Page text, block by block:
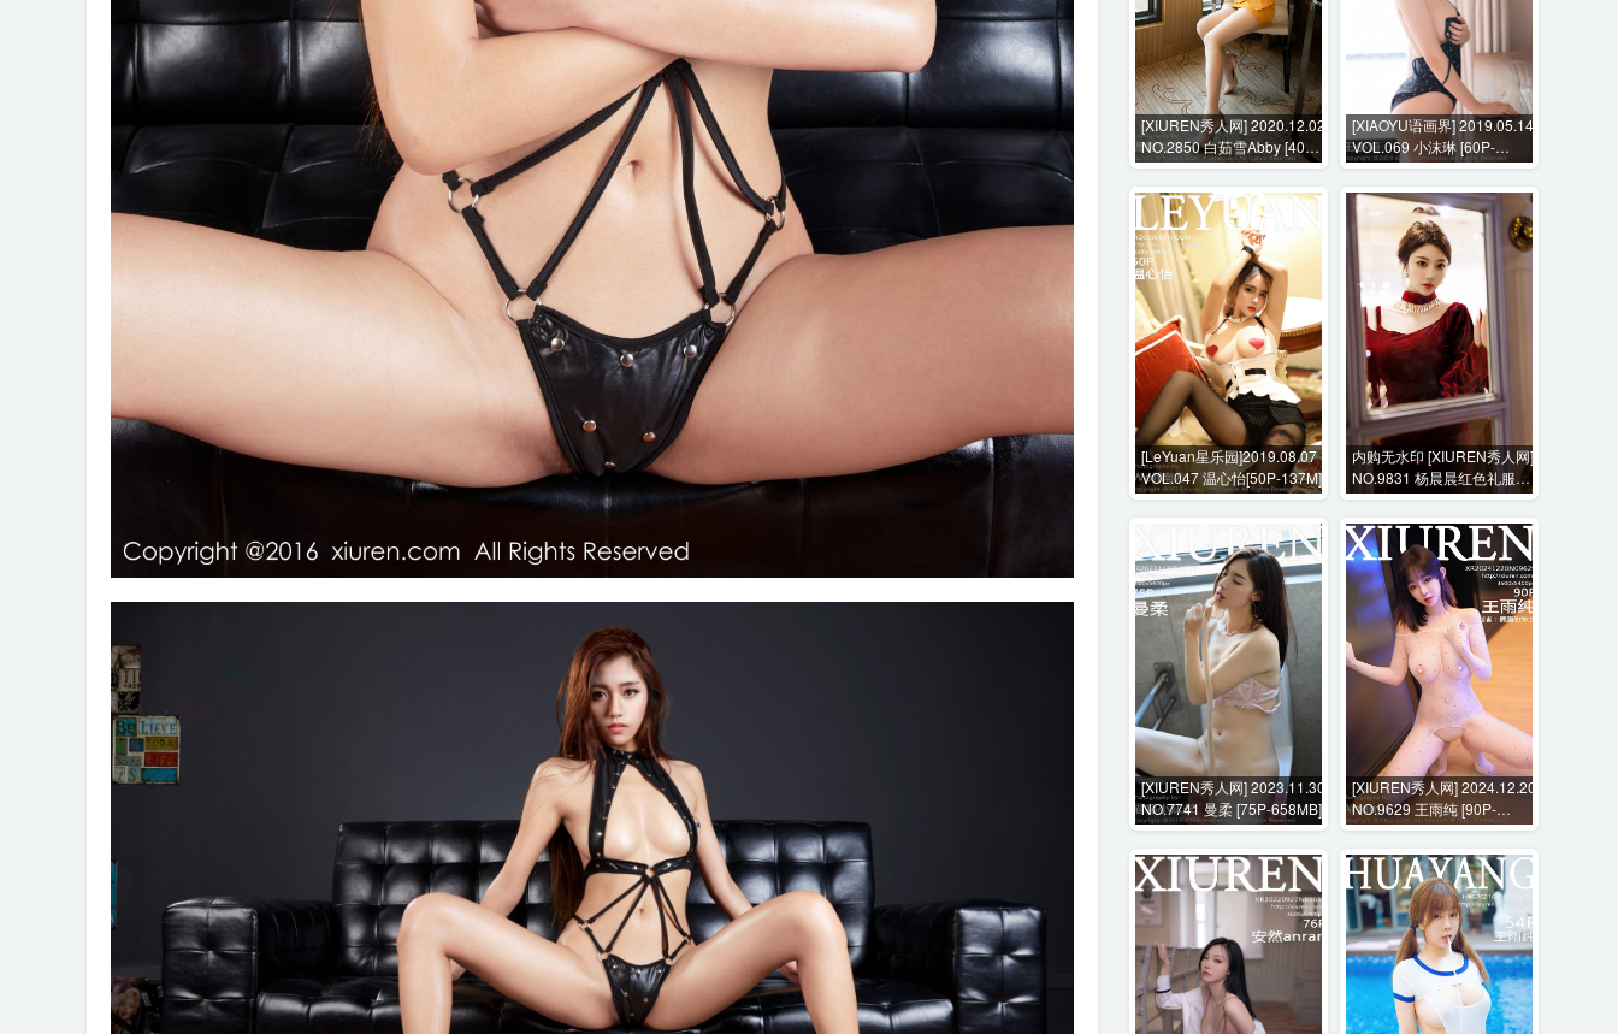
[XIUREN秀人网] 2020.12.02
NO.2850 白茹雪Abby [40P-
400MB]
[XIAOYU语画界] 2019.05.14
VOL.069 小沫琳 [60P-
191MB]
[LeYuan星乐园]2019.08.07
VOL.047 温心怡[50P-137M]
内购无水印 [XIUREN秀人网]
NO.9831 杨晨晨红色礼服紫
色T恤+花絮视频 [103P+1V-
1246MB]
[XIUREN秀人网] 2023.11.30
NO.7741 曼柔 [75P-658MB]
[XIUREN秀人网] 2024.12.20
NO.9629 王雨纯 [90P-
932MB]